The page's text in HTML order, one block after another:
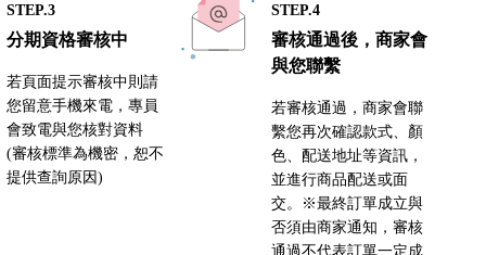
STEP.3
分期資格審核中
若頁面提示審核中則請
您留意手機來電，專員
會致電與您核對資料
(審核標準為機密，恕不
提供查詢原因)
STEP.4
審核通過後，商家會
與您聯繫
若審核通過，商家會聯
繫您再次確認款式、顏
色、配送地址等資訊，
並進行商品配送或面
交。※最終訂單成立與
否須由商家通知，審核
通過不代表訂單一定成